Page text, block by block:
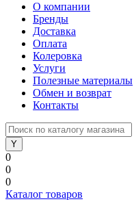
О компании
Бренды
Доставка
Оплата
Колеровка
Услуги
Полезные материалы
Обмен и возврат
Контакты
0
0
0
Каталог товаров